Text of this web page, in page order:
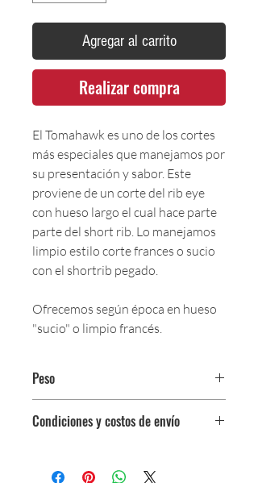
Agregar al carrito
Realizar compra
El Tomahawk es uno de los cortes
más especiales que manejamos por
su presentación y sabor. Este
proviene de un corte del rib eye
con hueso largo el cual hace parte
parte del short rib. Lo manejamos
limpio estilo corte frances o sucio
con el shortrib pegado.
Ofrecemos según época en hueso
"sucio" o limpio francés.
Peso
Unidad de 1,2 kg - 1,6 kg
Condiciones y costos de envío
iguales o mayores a $350,000.